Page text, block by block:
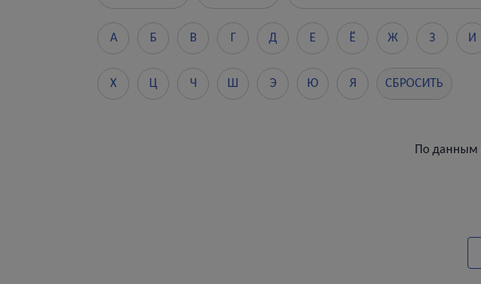
А Б В Д Е Ё Ж З И
Х Ц Ч Ш Э Ю Я СБРОСИТЬ
По данным